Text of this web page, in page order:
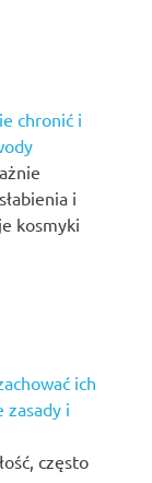
chronić i
i
kosmyki
ich
zasady i
często